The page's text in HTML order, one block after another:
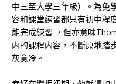
中三至大學三年級）。為免
容和課堂練習都只有初中程
能完成練習 ，但亦意味
内的課程内容，不斷原地踏
灰意冷。